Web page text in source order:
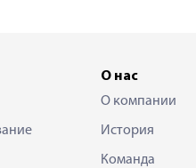
О нас
О компании
История
Команда